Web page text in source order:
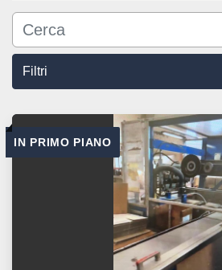
Filtri
Ordina per
IN PRIMO PIANO